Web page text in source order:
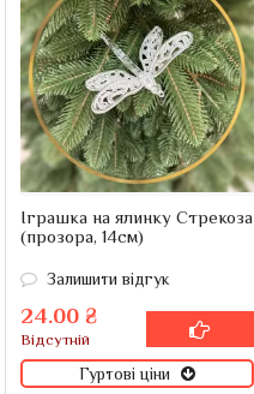
Іграшка на ялинку Стрекоза
(прозора, 14см)
Залишити відгук
24.00 ₴
Відсутній
Гуртові ціни